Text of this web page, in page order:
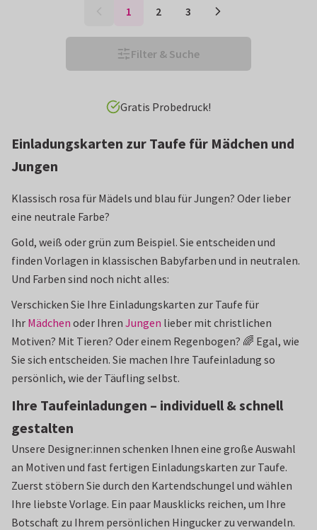
1 2 3
Filter & Suche
Einladungskarten zur Taufe für Mädchen und
Jungen
Klassisch rosa für Mädels und blau für Jungen? Oder lieber
eine neutrale Farbe?
Gold, weiß oder grün zum Beispiel. Sie entscheiden und
finden Vorlagen in klassischen Babyfarben und in neutralen.
Und Farben sind noch nicht alles:
Verschicken Sie Ihre Einladungskarten zur Taufe für
Ihr Mädchen oder Ihren Jungen lieber mit christlichen
Motiven? Mit Tieren? Oder einem Regenbogen? 🌈 Egal, wie
Sie sich entscheiden. Sie machen Ihre Taufeinladung so
persönlich, wie der Täufling selbst.
Ihre Taufeinladungen – individuell & schnell
gestalten
Unsere Designer:innen schenken Ihnen eine große Auswahl
an Motiven und fast fertigen Einladungskarten zur Taufe.
Zuerst stöbern Sie durch den Kartendschungel und wählen
Ihre liebste Vorlage. Ein paar Mausklicks reichen, um Ihre
Botschaft zu Ihrem persönlichen Hingucker zu verwandeln.